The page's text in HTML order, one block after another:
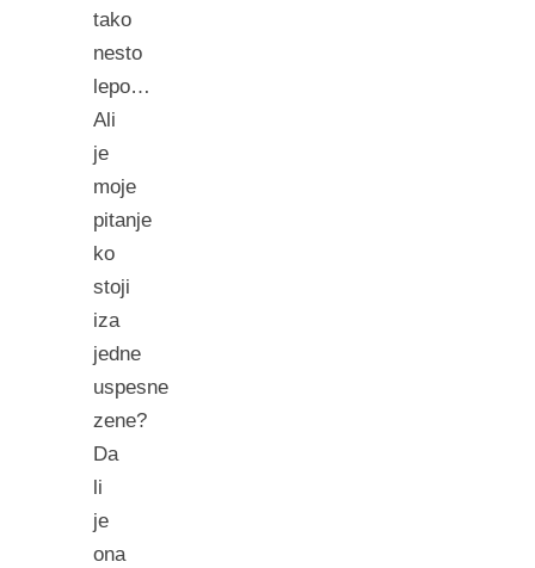
tako
nesto
lepo…
Ali
je
moje
pitanje
ko
stoji
iza
jedne
uspesne
zene?
Da
li
je
ona